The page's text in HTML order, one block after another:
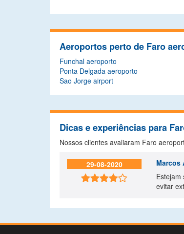
Aeroportos perto de Faro
Funchal aeroporto
Ponta Delgada aeroporto
Sao Jorge airport
Dicas e experiências para
Nossos clientes avaliaram Faro
29-08-2020

Marcos
evitar